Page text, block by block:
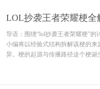
LOL抄袭王者荣耀梗
导语：围绕“lol抄袭王者荣耀梗”
小编将以经验式结构拆解该梗的
异。梗的起源与传播路径这个梗